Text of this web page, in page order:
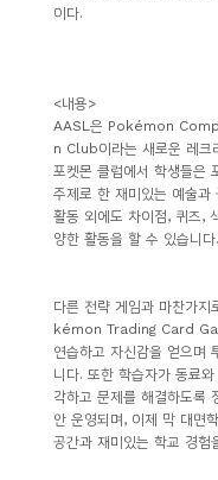
이다.
<내용>
AASL은 Pokémon
n Club이라는 새로운 레크
포켓몬 클럽에서 학생들은
주제로 한 재미있는 예술
활동 외에도 차이점, 퀴즈,
양한 활동을 할 수 있습니다.
다른 전략 게임과 마찬가지
kémon Trading Card
연습하고 자신감을 얻으며
니다. 또한 학습자가 동료
각하고 문제를 해결하도록
안 운영되며 , 이제 막 대면
공간과 재미있는 학교 경험